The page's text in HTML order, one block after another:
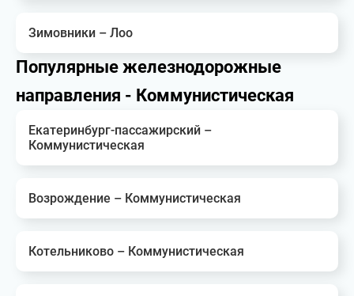
Зимовники – Лоо
Популярные железнодорожные
направления - Коммунистическая
Екатеринбург-пассажирский –
Коммунистическая
Возрождение – Коммунистическая
Котельниково – Коммунистическая